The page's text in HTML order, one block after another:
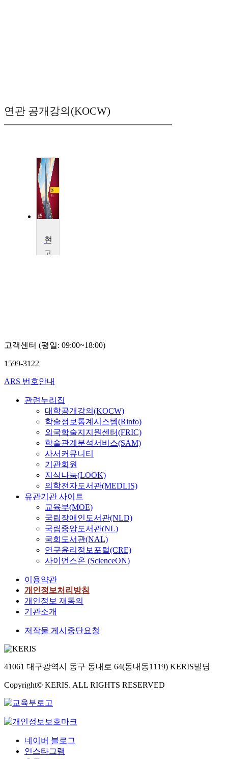
연관 공개강의(KOCW)
고
고객센터 (평일: 09:00~18:00)
1599-3122
ARS 번호안내
관련누리집
대학공개강의(KOCW)
학술정보통계시스템(Rinfo)
외국학술지지원센터(FRIC)
학술관계분석서비스(SAM)
사서커뮤니티
기관회원
지식나눔(LOOK)
의학전자도서관(MEDLIS)
유관기관 사이트
교육부(MOE)
국립장애인도서관(NLD)
국립중앙도서관(NL)
국회도서관(NAL)
연구윤리정보포털(CRE)
사이언스온 (ScienceON)
이용약관
개인정보처리방침
개인정보 재동의
기관소개
저작물 게시중단요청
41061 대구광역시 동구 동내로 64(동내동1119) KERIS빌딩
Copyright© KERIS. ALL RIGHTS RESERVED
네이버 블로그
인스타그램